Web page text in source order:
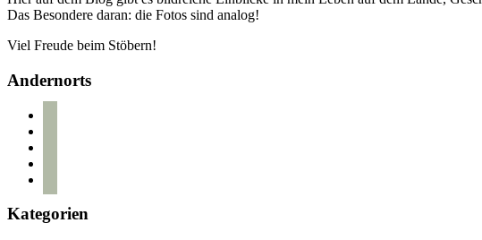
Das Besondere daran: die Fotos sind analog!
Viel Freude beim Stöbern!
Andernorts
Kategorien